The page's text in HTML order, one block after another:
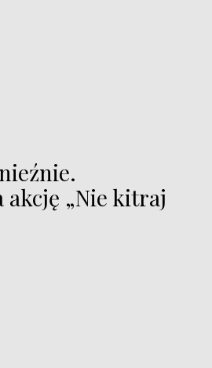
akcję „Nie kitraj